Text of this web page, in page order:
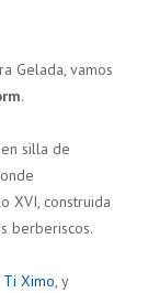
Gelada, vamos
.
silla de
XVI, construida
berberiscos.
Ximo, y